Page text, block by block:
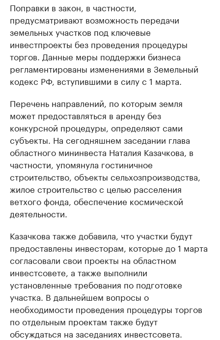
Поправки в закон, в частности,
предусматривают возможность передачи
земельных участков под ключевые
инвестпроекты без проведения процедуры
торгов. Данные меры поддержки бизнеса
регламентированы изменениями в Земельный
кодекс РФ, вступившими в силу с 1 марта.
Перечень направлений, по которым земля
может предоставляться в аренду без
конкурсной процедуры, определяют сами
субъекты. На сегодняшнем заседании глава
областного мининвеста Наталия Казачкова, в
частности, упомянула гостиничное
строительство, объекты сельхозпроизводства,
жилое строительство с целью расселения
ветхого фонда, обеспечение космической
деятельности.
Казачкова также добавила, что участки будут
предоставлены инвесторам, которые до 1 марта
согласовали свои проекты на областном
инвестсовете, а также выполнили
установленные требования по подготовке
участка. В дальнейшем вопросы о
необходимости проведения процедуры торгов
по отдельным проектам также будут
обсуждаться на заседаниях инвестсовета.